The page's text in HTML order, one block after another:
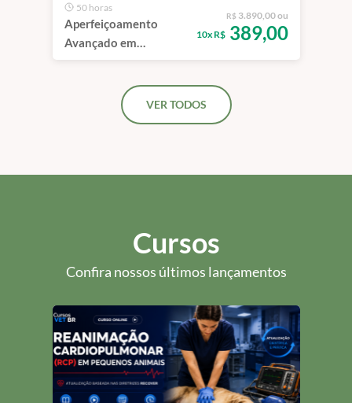
50 horas
Aperfeiçoamento
Avançado em
Videoendoscopia &
Pequenos Animais |
R$ 3.890,00 ou
10x R$389,00
VER TODOS
Cursos
Confira nossos últimos lançamentos